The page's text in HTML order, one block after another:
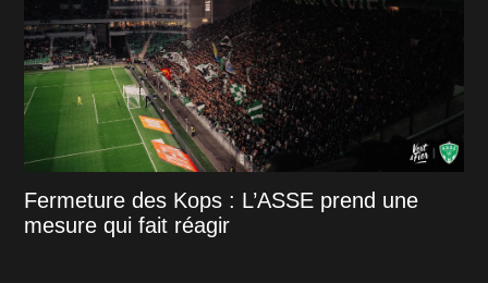
Fermeture des Kops : L’ASSE prend une
mesure qui fait réagir